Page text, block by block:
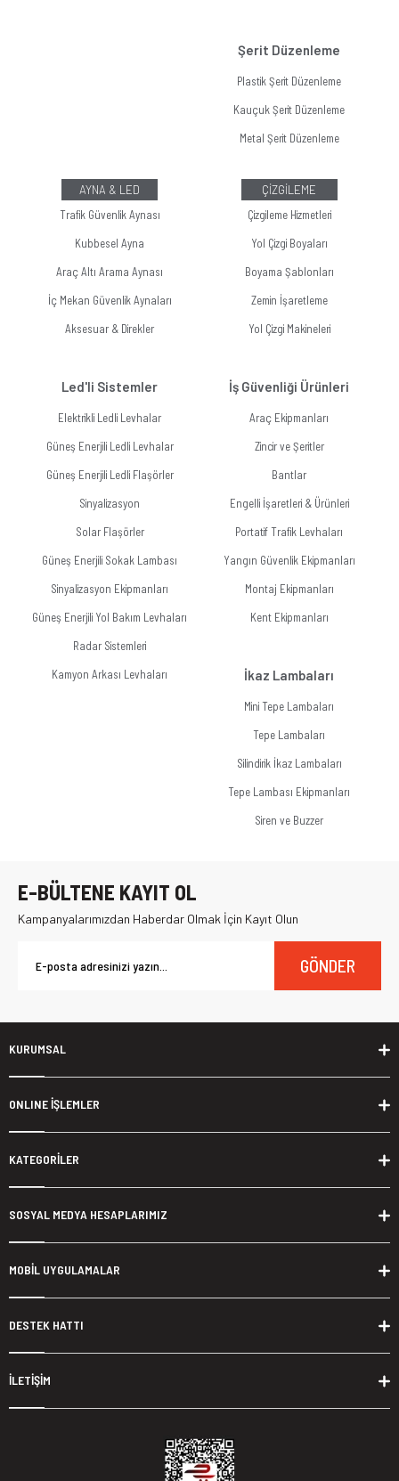
Şerit Düzenleme
Plastik Şerit Düzenleme
Kauçuk Şerit Düzenleme
Metal Şerit Düzenleme
AYNA & LED
Trafik Güvenlik Aynası
Kubbesel Ayna
Araç Altı Arama Aynası
İç Mekan Güvenlik Aynaları
Aksesuar & Direkler
Led'li Sistemler
Elektrikli Ledli Levhalar
Güneş Enerjili Ledli Levhalar
Güneş Enerjili Ledli Flaşörler
Sinyalizasyon
Solar Flaşörler
Güneş Enerjili Sokak Lambası
Sinyalizasyon Ekipmanları
Güneş Enerjili Yol Bakım Levhaları
Radar Sistemleri
Kamyon Arkası Levhaları
ÇİZGİLEME
Çizgileme Hizmetleri
Yol Çizgi Boyaları
Boyama Şablonları
Zemin İşaretleme
Yol Çizgi Makineleri
İş Güvenliği Ürünleri
Araç Ekipmanları
Zincir ve Şeritler
Bantlar
Engelli İşaretleri & Ürünleri
Portatif Trafik Levhaları
Yangın Güvenlik Ekipmanları
Montaj Ekipmanları
Kent Ekipmanları
İkaz Lambaları
Mini Tepe Lambaları
Tepe Lambaları
Silindirik İkaz Lambaları
Tepe Lambası Ekipmanları
Siren ve Buzzer
E-BÜLTENE KAYIT OL
Kampanyalarımızdan Haberdar Olmak İçin Kayıt Olun
GÖNDER
KURUMSAL
ONLINE İŞLEMLER
KATEGORİLER
SOSYAL MEDYA HESAPLARIMIZ
MOBİL UYGULAMALAR
DESTEK HATTI
İLETİŞİM